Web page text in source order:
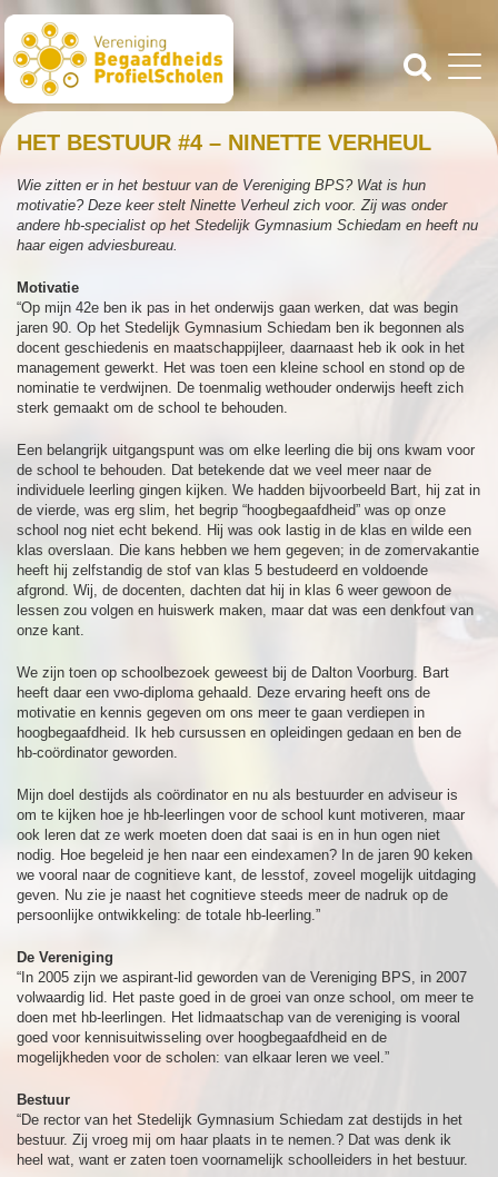
HET BESTUUR #4 – NINETTE VERHEUL
Wie zitten er in het bestuur van de Vereniging BPS? Wat is hun
motivatie? Deze keer stelt Ninette Verheul zich voor. Zij was onder
andere hb-specialist op het Stedelijk Gymnasium Schiedam en heeft nu
haar eigen adviesbureau.
Motivatie
“Op mijn 42e ben ik pas in het onderwijs gaan werken, dat was begin
jaren 90. Op het Stedelijk Gymnasium Schiedam ben ik begonnen als
docent geschiedenis en maatschappijleer, daarnaast heb ik ook in het
management gewerkt. Het was toen een kleine school en stond op de
nominatie te verdwijnen. De toenmalig wethouder onderwijs heeft zich
sterk gemaakt om de school te behouden.
Een belangrijk uitgangspunt was om elke leerling die bij ons kwam voor
de school te behouden. Dat betekende dat we veel meer naar de
individuele leerling gingen kijken. We hadden bijvoorbeeld Bart, hij zat in
de vierde, was erg slim, het begrip “hoogbegaafdheid” was op onze
school nog niet echt bekend. Hij was ook lastig in de klas en wilde een
klas overslaan. Die kans hebben we hem gegeven; in de zomervakantie
heeft hij zelfstandig de stof van klas 5 bestudeerd en voldoende
afgrond. Wij, de docenten, dachten dat hij in klas 6 weer gewoon de
lessen zou volgen en huiswerk maken, maar dat was een denkfout van
onze kant.
We zijn toen op schoolbezoek geweest bij de Dalton Voorburg. Bart
heeft daar een vwo-diploma gehaald. Deze ervaring heeft ons de
motivatie en kennis gegeven om ons meer te gaan verdiepen in
hoogbegaafdheid. Ik heb cursussen en opleidingen gedaan en ben de
hb-coördinator geworden.
Mijn doel destijds als coördinator en nu als bestuurder en adviseur is
om te kijken hoe je hb-leerlingen voor de school kunt motiveren, maar
ook leren dat ze werk moeten doen dat saai is en in hun ogen niet
nodig. Hoe begeleid je hen naar een eindexamen? In de jaren 90 keken
we vooral naar de cognitieve kant, de lesstof, zoveel mogelijk uitdaging
geven. Nu zie je naast het cognitieve steeds meer de nadruk op de
persoonlijke ontwikkeling: de totale hb-leerling.”
De Vereniging
“In 2005 zijn we aspirant-lid geworden van de Vereniging BPS, in 2007
volwaardig lid. Het paste goed in de groei van onze school, om meer te
doen met hb-leerlingen. Het lidmaatschap van de vereniging is vooral
goed voor kennisuitwisseling over hoogbegaafdheid en de
mogelijkheden voor de scholen: van elkaar leren we veel.”
Bestuur
“De rector van het Stedelijk Gymnasium Schiedam zat destijds in het
bestuur. Zij vroeg mij om haar plaats in te nemen.? Dat was denk ik
heel wat, want er zaten toen voornamelijk schoolleiders in het bestuur.